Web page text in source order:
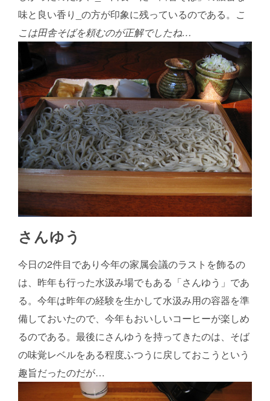
味と良い香り_の方が印象に残っているのである。 こ
こは田舎そばを頼むのが正解でしたね…
さんゆう
今日の2件目であり今年の家属会議のラストを飾るの
は、昨年も行った水汲み場でもある「さんゆう」であ
る。今年は昨年の経験を生かして水汲み用の容器を準
備しておいたので、今年もおいしいコーヒーが楽しめ
るのである。最後にさんゆうを持ってきたのは、そば
の味覚レベルをある程度ふつうに戻しておこうという
趣旨だったのだが…